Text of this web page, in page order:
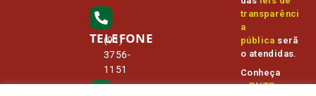
TELEFONE
(91)
3756-
1151
transparênci
a
pública serã
o atendidas.
Conheça
oPNTPe